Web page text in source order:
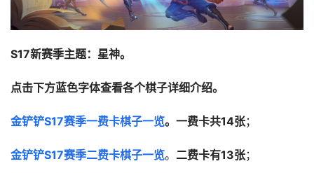
S17新赛季主题：星神。
点击下方蓝色字体查看各个棋子详细介绍。
金铲铲S17赛季一费卡棋子一览。一费卡共14张；
金铲铲S17赛季二费卡棋子一览。 二费卡有13张；